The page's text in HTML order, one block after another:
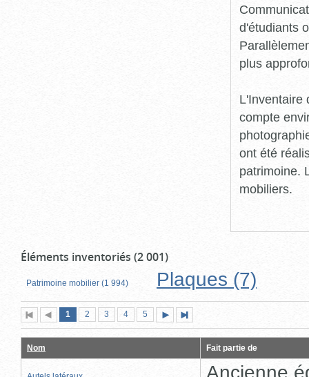
d'étudiants
plus
L'Inventaire
compte
ont été
patrimoine.
mobiliers.
Éléments inventoriés (2 001)
Patrimoine mobilier (1 994) Plaques (7)
Première
page
Page
précédente
Page
1 (page
actuelle)
Page
2 Page
3 Page
4 Page
5
suivante
page
Nom Fait partie de
Ancienne